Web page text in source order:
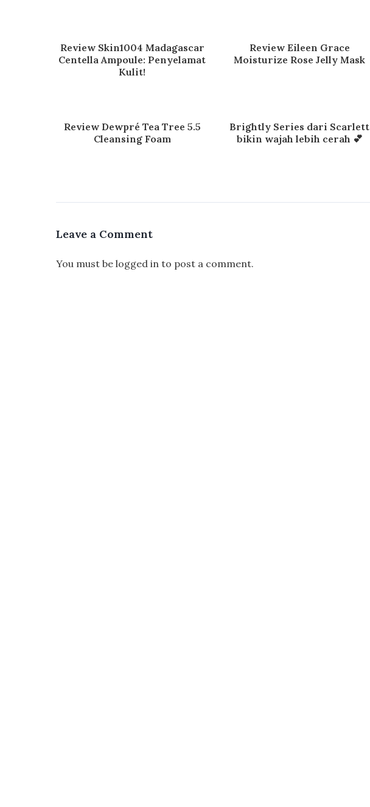
Review Skin1004 Madagascar
Centella Ampoule: Penyelamat
Kulit!
Review Eileen Grace
Moisturize Rose Jelly Mask
Review Dewpré Tea Tree 5.5
Cleansing Foam
Brightly Series dari Scarlett
bikin wajah lebih cerah 💕
Leave a Comment
You must be logged in to post a comment.